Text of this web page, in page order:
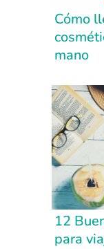
Cómo
mano
12
para